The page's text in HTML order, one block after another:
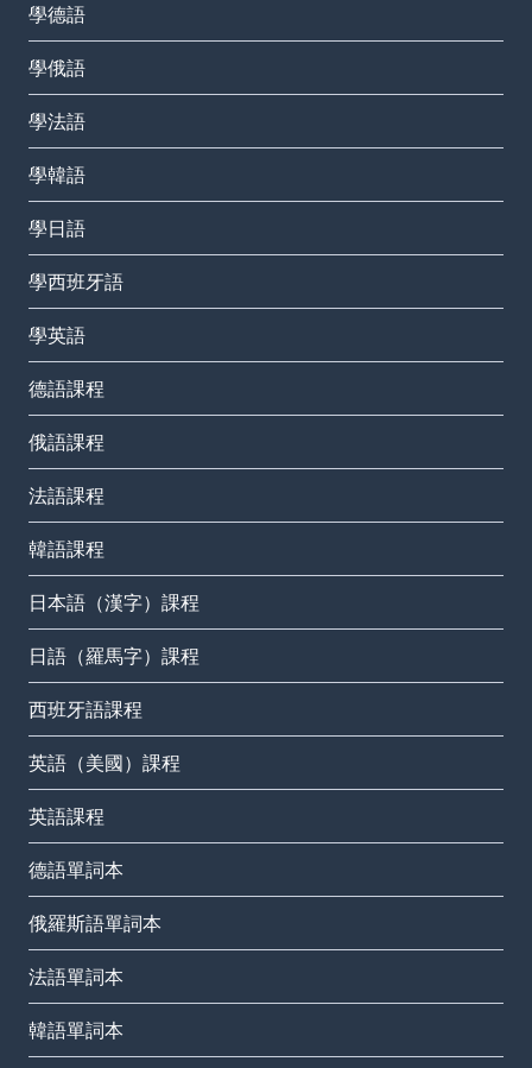
學德語
學俄語
學法語
學韓語
學日語
學西班牙語
學英語
德語課程
俄語課程
法語課程
韓語課程
日本語（漢字）課程
日語（羅馬字）課程
西班牙語課程
英語（美國）課程
英語課程
德語單詞本
俄羅斯語單詞本
法語單詞本
韓語單詞本